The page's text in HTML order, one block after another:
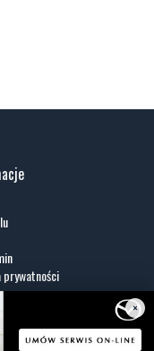
prywatności
×